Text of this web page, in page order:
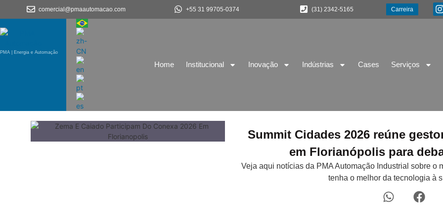
comercial@pmaautomacao.com +55 31 99705-0374 (31) 2342-5165 Carreira
PMA | Energia e Automação
Home Institucional Inovação Indústrias Cases Serviços
Summit Cidades 2026 reúne
em Florianópolis para
Veja aqui notícias da PMA Automação Industrial sobre o
tenha o melhor da tecnologia à